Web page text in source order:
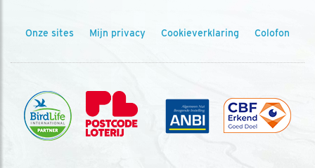
Onze sites Mijn privacy Cookieverklaring Colofon